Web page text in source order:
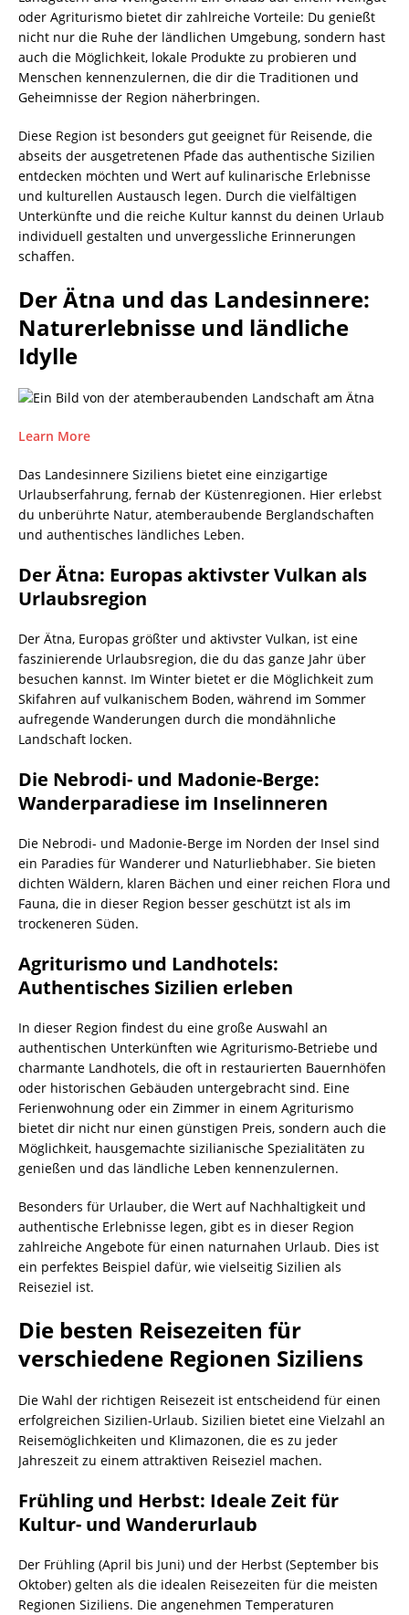
oder Agriturismo bietet dir zahlreiche Vorteile: Du genießt
nicht nur die Ruhe der ländlichen Umgebung, sondern hast
auch die Möglichkeit, lokale Produkte zu probieren und
Menschen kennenzulernen, die dir die Traditionen und
Geheimnisse der Region näherbringen.
Diese Region ist besonders gut geeignet für Reisende, die
abseits der ausgetretenen Pfade das authentische Sizilien
entdecken möchten und Wert auf kulinarische Erlebnisse
und kulturellen Austausch legen. Durch die vielfältigen
Unterkünfte und die reiche Kultur kannst du deinen Urlaub
individuell gestalten und unvergessliche Erinnerungen
schaffen.
Der Ätna und das Landesinnere:
Naturerlebnisse und ländliche
Idylle
Learn More
Das Landesinnere Siziliens bietet eine einzigartige
Urlaubserfahrung, fernab der Küstenregionen. Hier erlebst
du unberührte Natur, atemberaubende Berglandschaften
und authentisches ländliches Leben.
Der Ätna: Europas aktivster Vulkan als
Urlaubsregion
Der Ätna, Europas größter und aktivster Vulkan, ist eine
faszinierende Urlaubsregion, die du das ganze Jahr über
besuchen kannst. Im Winter bietet er die Möglichkeit zum
Skifahren auf vulkanischem Boden, während im Sommer
aufregende Wanderungen durch die mondähnliche
Landschaft locken.
Die Nebrodi- und Madonie-Berge:
Wanderparadiese im Inselinneren
Die Nebrodi- und Madonie-Berge im Norden der Insel sind
ein Paradies für Wanderer und Naturliebhaber. Sie bieten
dichten Wäldern, klaren Bächen und einer reichen Flora und
Fauna, die in dieser Region besser geschützt ist als im
trockeneren Süden.
Agriturismo und Landhotels:
Authentisches Sizilien erleben
In dieser Region findest du eine große Auswahl an
authentischen Unterkünften wie Agriturismo-Betriebe und
charmante Landhotels, die oft in restaurierten Bauernhöfen
oder historischen Gebäuden untergebracht sind. Eine
Ferienwohnung oder ein Zimmer in einem Agriturismo
bietet dir nicht nur einen günstigen Preis, sondern auch die
Möglichkeit, hausgemachte sizilianische Spezialitäten zu
genießen und das ländliche Leben kennenzulernen.
Besonders für Urlauber, die Wert auf Nachhaltigkeit und
authentische Erlebnisse legen, gibt es in dieser Region
zahlreiche Angebote für einen naturnahen Urlaub. Dies ist
ein perfektes Beispiel dafür, wie vielseitig Sizilien als
Reiseziel ist.
Die besten Reisezeiten für
verschiedene Regionen Siziliens
Die Wahl der richtigen Reisezeit ist entscheidend für einen
erfolgreichen Sizilien-Urlaub. Sizilien bietet eine Vielzahl an
Reisemöglichkeiten und Klimazonen, die es zu jeder
Jahreszeit zu einem attraktiven Reiseziel machen.
Frühling und Herbst: Ideale Zeit für
Kultur- und Wanderurlaub
Der Frühling (April bis Juni) und der Herbst (September bis
Oktober) gelten als die idealen Reisezeiten für die meisten
Regionen Siziliens. Die angenehmen Temperaturen